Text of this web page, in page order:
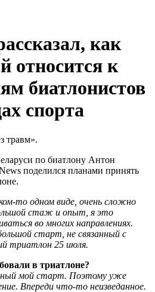
как
относится к
биатлонистов
спорта
травм».
по биатлону Антон
поделился планами принять
то одном виде, очень сложно
стаж и опыт, я это
во многих направлениях.
старт, не связанный с
триатлон 25 июля.
в триатлоне?
мой старт. Поэтому уже
Впереди что-то неизведанное.